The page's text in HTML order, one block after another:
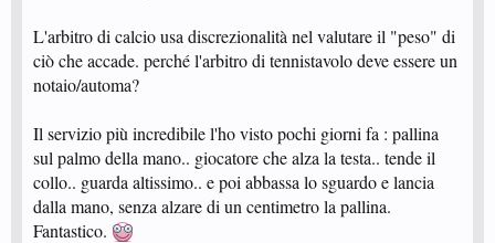
L'arbitro di calcio usa discrezionalità nel valutare il "peso" di
ciò che accade. perché l'arbitro di tennistavolo deve essere un
notaio/automa?
Il servizio più incredibile l'ho visto pochi giorni fa : pallina
sul palmo della mano.. giocatore che alza la testa.. tende il
collo.. guarda altissimo.. e poi abbassa lo sguardo e lancia
dalla mano, senza alzare di un centimetro la pallina.
Fantastico.